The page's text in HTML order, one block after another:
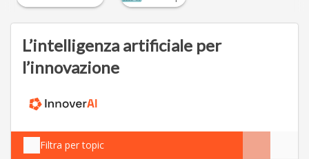
L’intelligenza artificiale per
l’innovazione
Filtra per topic